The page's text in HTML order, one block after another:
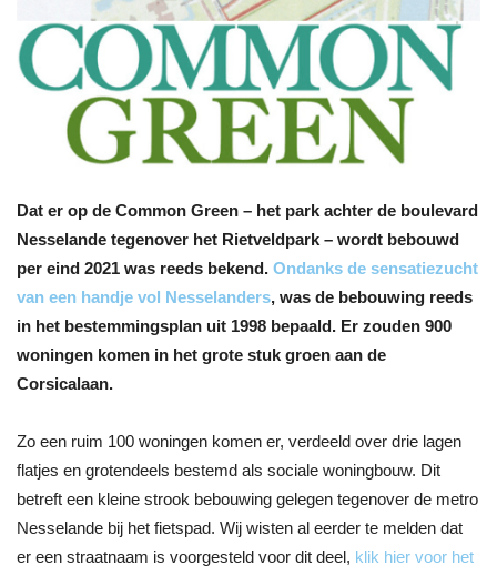
Dat er op de Common Green – het park achter de boulevard
Nesselande tegenover het Rietveldpark – wordt bebouwd
per eind 2021 was reeds bekend. Ondanks de sensatiezucht
van een handje vol Nesselanders, was de bebouwing reeds
in het bestemmingsplan uit 1998 bepaald. Er zouden 900
woningen komen in het grote stuk groen aan de
Corsicalaan.
Zo een ruim 100 woningen komen er, verdeeld over drie lagen
flatjes en grotendeels bestemd als sociale woningbouw. Dit
betreft een kleine strook bebouwing gelegen tegenover de metro
Nesselande bij het fietspad. Wij wisten al eerder te melden dat
er een straatnaam is voorgesteld voor dit deel, klik hier voor het